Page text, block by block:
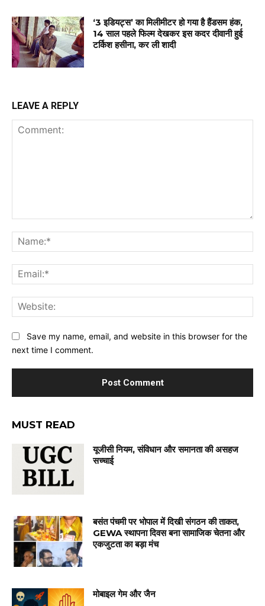
‘3 इडियट्स’ का मिलीमीटर हो गया है हैंडसम हंक,
14 साल पहले फिल्म देखकर इस कदर दीवानी हुई
टर्किश हसीना, कर ली शादी
LEAVE A REPLY
Save my name, email, and website in this browser for the
next time I comment.
MUST READ
यूजीसी नियम, संविधान और समानता की असहज
सच्चाई
बसंत पंचमी पर भोपाल में दिखी संगठन की ताकत,
GEWA स्थापना दिवस बना सामाजिक चेतना और
एकजुटता का बड़ा मंच
मोबाइल गेम और जैन